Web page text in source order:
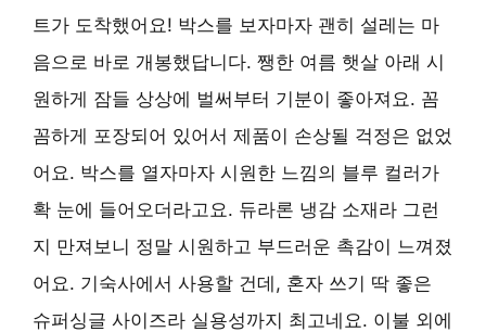
트가 도착했어요! 박스를 보자마자 괜히 설레는 마
음으로 바로 개봉했답니다. 쨍한 여름 햇살 아래 시
원하게 잠들 상상에 벌써부터 기분이 좋아져요. 꼼
꼼하게 포장되어 있어서 제품이 손상될 걱정은 없었
어요. 박스를 열자마자 시원한 느낌의 블루 컬러가
확 눈에 들어오더라고요. 듀라론 냉감 소재라 그런
지 만져보니 정말 시원하고 부드러운 촉감이 느껴졌
어요. 기숙사에서 사용할 건데, 혼자 쓰기 딱 좋은
슈퍼싱글 사이즈라 실용성까지 최고네요. 이불 외에